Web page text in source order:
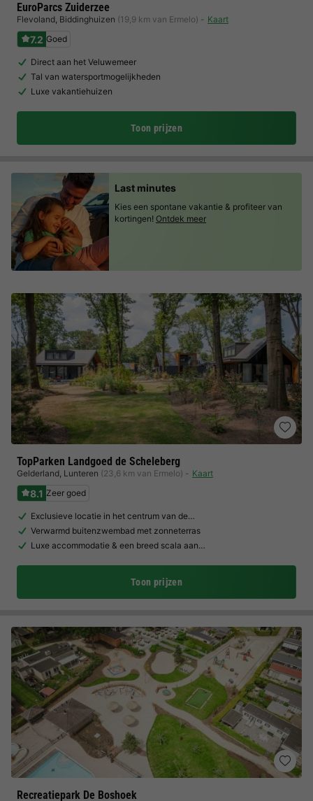
EuroParcs Zuiderzee
Flevoland, Biddinghuizen (19,9 km van Ermelo) Kaart
7.2 Goed
Direct aan het Veluwemeer
Tal van watersportmogelijkheden
Luxe vakantiehuizen
Toon prijzen
TopParken Landgoed de Scheleberg
Gelderland, Lunteren (23,6 km van Ermelo) Kaart
8.1 Zeer goed
Exclusieve locatie in het centrum van de…
Verwarmd buitenzwembad met zonneterras
Luxe accommodatie & een breed scala aan…
Toon prijzen
Recreatiepark De Boshoek
Last minutes
Kies een spontane vakantie & profiteer van
kortingen! Ontdek meer